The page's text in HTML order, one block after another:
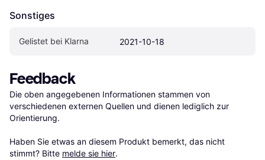
Sonstiges
Gelistet bei Klarna 2021-10-18
Feedback
Die oben angegebenen Informationen stammen von
verschiedenen externen Quellen und dienen lediglich zur
Orientierung.
Haben Sie etwas an diesem Produkt bemerkt, das nicht
stimmt? Bitte melde sie hier.